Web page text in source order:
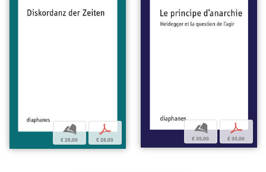
b
€ 28,00
p
€ 28,00
b
€ 35,00
p
€ 35,00